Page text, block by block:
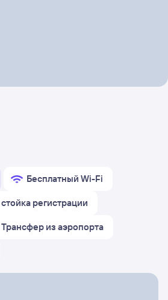
Бесплатный Wi-Fi
регистрации
Трансфер из аэропорта